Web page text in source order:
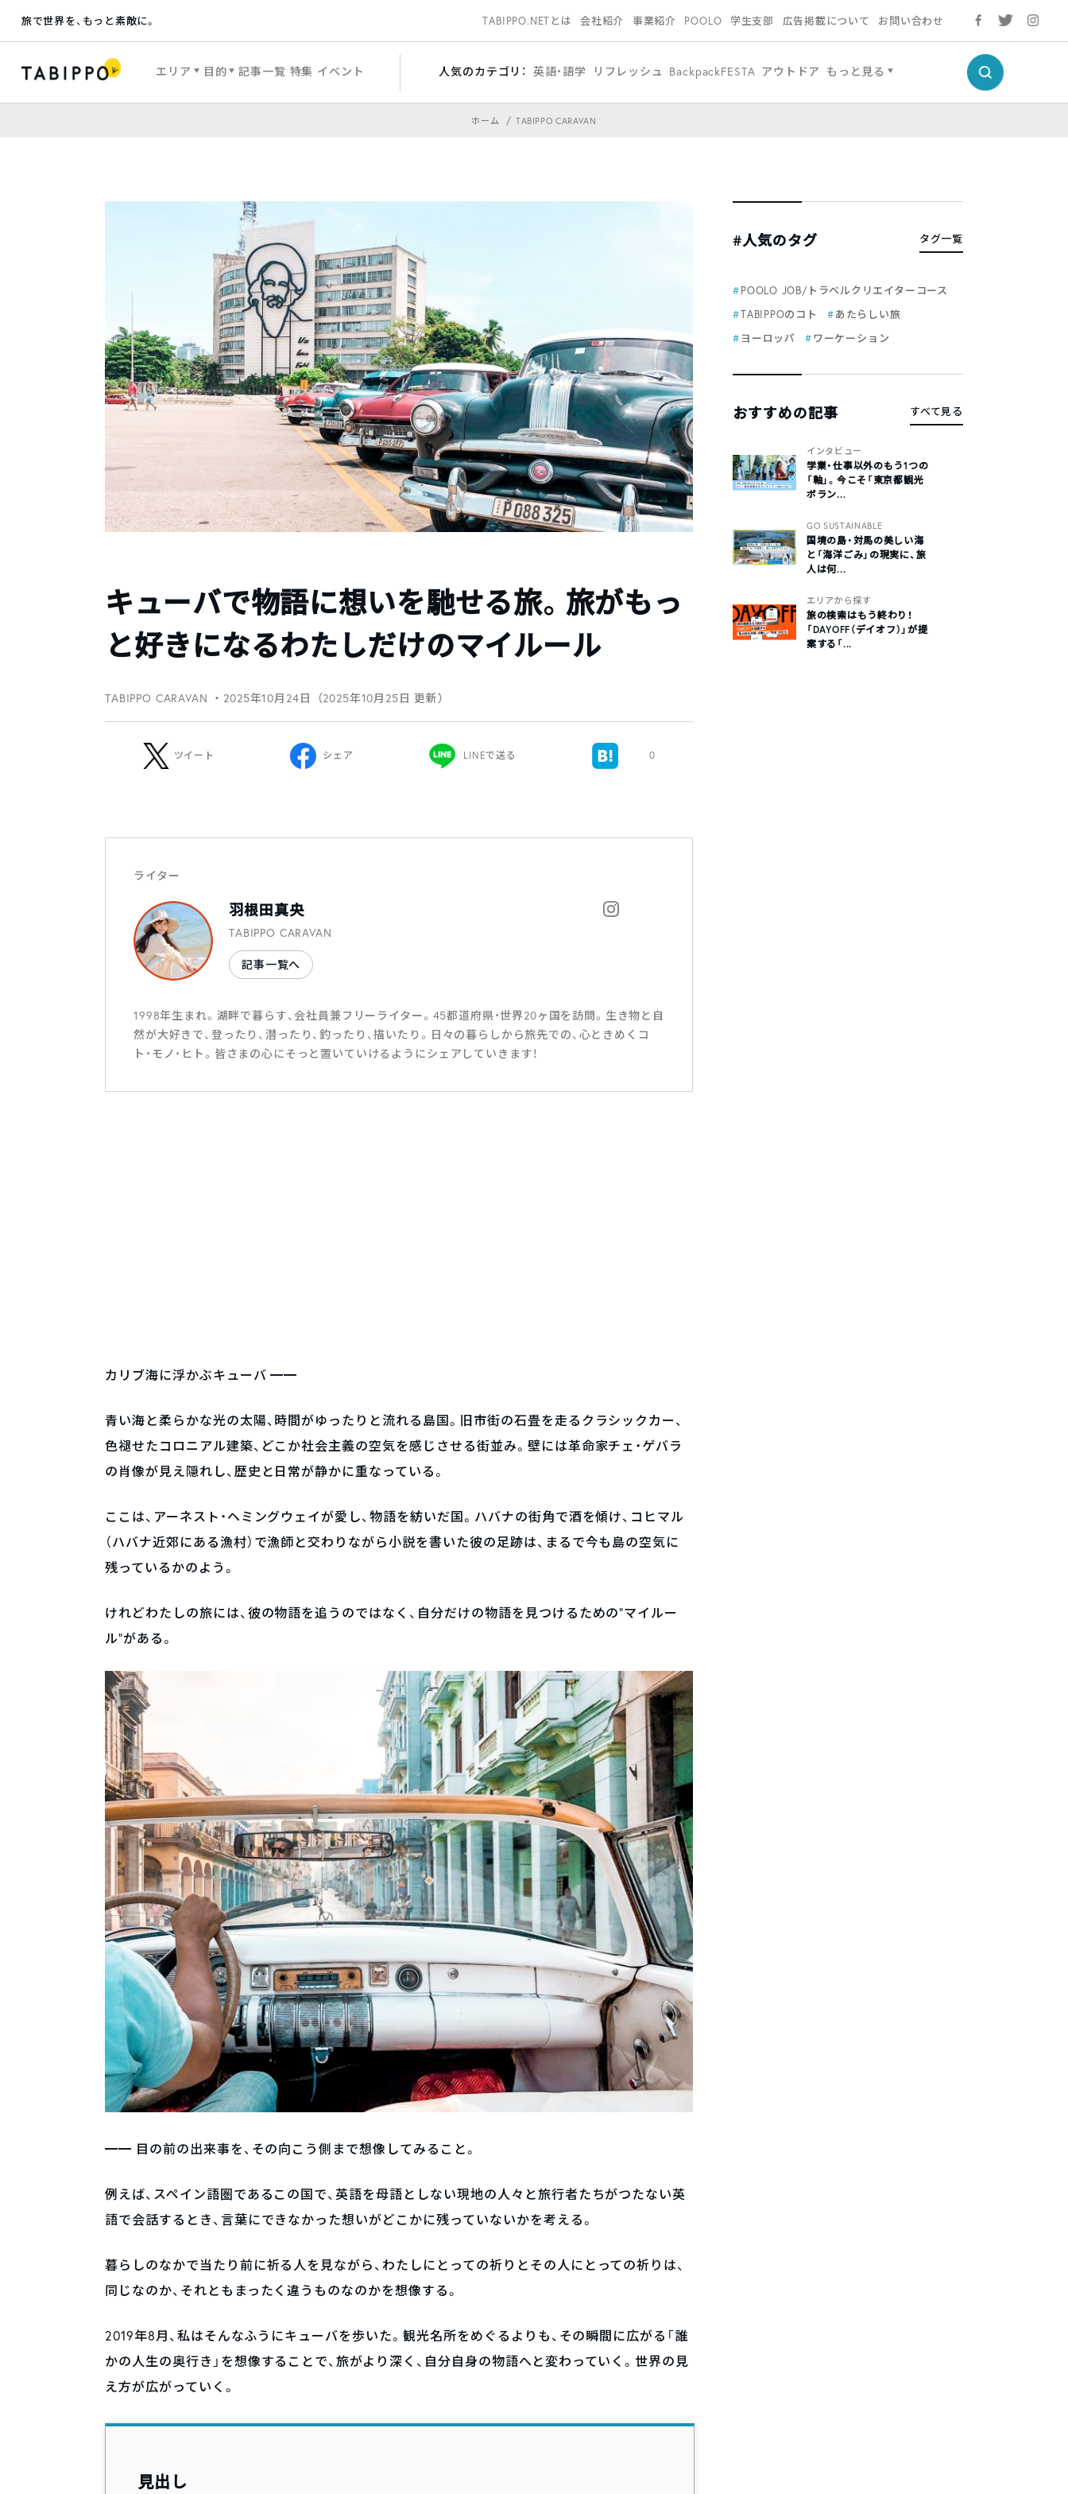
旅で世界を、もっと素敵に。 TABIPPO.NETとは 会社紹介 事業紹介 POOLO 学生支部 広告掲載について お問い合わせ
エリア 目的 記事一覧 特集 イベント 人気のカテゴリ： 英語・語学 リフレッシュ BackpackFESTA アウトドア もっと見る
ホーム TABIPPO CARAVAN
キューバで物語に想いを馳せる旅。旅がもっ
と好きになるわたしだけのマイルール
TABIPPO CARAVAN ・2025年10月24日（2025年10月25日 更新）
ツイート シェア LINEで送る 0
ライター
羽根田真央
TABIPPO CARAVAN
記事一覧へ
1998年生まれ。湖畔で暮らす、会社員兼フリーライター。45都道府県・世界20ヶ国を訪問。生き物と自
然が大好きで、登ったり、潜ったり、釣ったり、描いたり。日々の暮らしから旅先での、心ときめくコ
ト・モノ・ヒト。皆さまの心にそっと置いていけるようにシェアしていきます！
カリブ海に浮かぶキューバ ━━
青い海と柔らかな光の太陽、時間がゆったりと流れる島国。旧市街の石畳を走るクラシックカー、
色褪せたコロニアル建築、どこか社会主義の空気を感じさせる街並み。壁には革命家チェ・ゲバラ
の肖像が見え隠れし、歴史と日常が静かに重なっている。
ここは、アーネスト・ヘミングウェイが愛し、物語を紡いだ国。ハバナの街角で酒を傾け、コヒマル
（ハバナ近郊にある漁村）で漁師と交わりながら小説を書いた彼の足跡は、まるで今も島の空気に
残っているかのよう。
けれどわたしの旅には、彼の物語を追うのではなく、自分だけの物語を見つけるための“マイルー
ル”がある。
━━ 目の前の出来事を、その向こう側まで想像してみること。
例えば、スペイン語圏であるこの国で、英語を母語としない現地の人々と旅行者たちがつたない英
語で会話するとき、言葉にできなかった想いがどこかに残っていないかを考える。
暮らしのなかで当たり前に祈る人を見ながら、わたしにとっての祈りとその人にとっての祈りは、
同じなのか、それともまったく違うものなのかを想像する。
2019年8月、私はそんなふうにキューバを歩いた。観光名所をめぐるよりも、その瞬間に広がる「誰
かの人生の奥行き」を想像することで、旅がより深く、自分自身の物語へと変わっていく。世界の見
え方が広がっていく。
見出し
#人気のタグ タグ一覧
POOLO JOB/トラベルクリエイターコース
TABIPPOのコト
あたらしい旅
ヨーロッパ
ワーケーション
おすすめの記事 すべて見る
インタビュー
学業・仕事以外のもう1つの
「軸」。今こそ「東京都観光
ボラン...
GO SUSTAINABLE
国境の島・対馬の美しい海
と「海洋ごみ」の現実に、旅
人は何...
エリアから探す
旅の検索はもう終わり！
「DAYOFF（デイオフ）」が提
案する「...